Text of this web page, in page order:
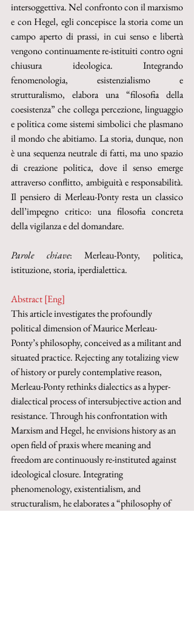
intersoggettiva. Nel confronto con il marxismo
e con Hegel, egli concepisce la storia come un
campo aperto di prassi, in cui senso e libertà
vengono continuamente re-istituiti contro ogni
chiusura ideologica. Integrando
fenomenologia, esistenzialismo e
strutturalismo, elabora una “filosofia della
coesistenza” che collega percezione, linguaggio
e politica come sistemi simbolici che plasmano
il mondo che abitiamo. La storia, dunque, non
è una sequenza neutrale di fatti, ma uno spazio
di creazione politica, dove il senso emerge
attraverso conflitto, ambiguità e responsabilità.
Il pensiero di Merleau-Ponty resta un classico
dell’impegno critico: una filosofia concreta
della vigilanza e del domandare.
Parole chiave: Merleau-Ponty, politica,
istituzione, storia, iperdialettica.
Abstract [Eng]
This article investigates the profoundly
political dimension of Maurice Merleau-
Ponty’s philosophy, conceived as a militant and
situated practice. Rejecting any totalizing view
of history or purely contemplative reason,
Merleau-Ponty rethinks dialectics as a hyper-
dialectical process of intersubjective action and
resistance. Through his confrontation with
Marxism and Hegel, he envisions history as an
open field of praxis where meaning and
freedom are continuously re-instituted against
ideological closure. Integrating
phenomenology, existentialism, and
structuralism, he elaborates a “philosophy of